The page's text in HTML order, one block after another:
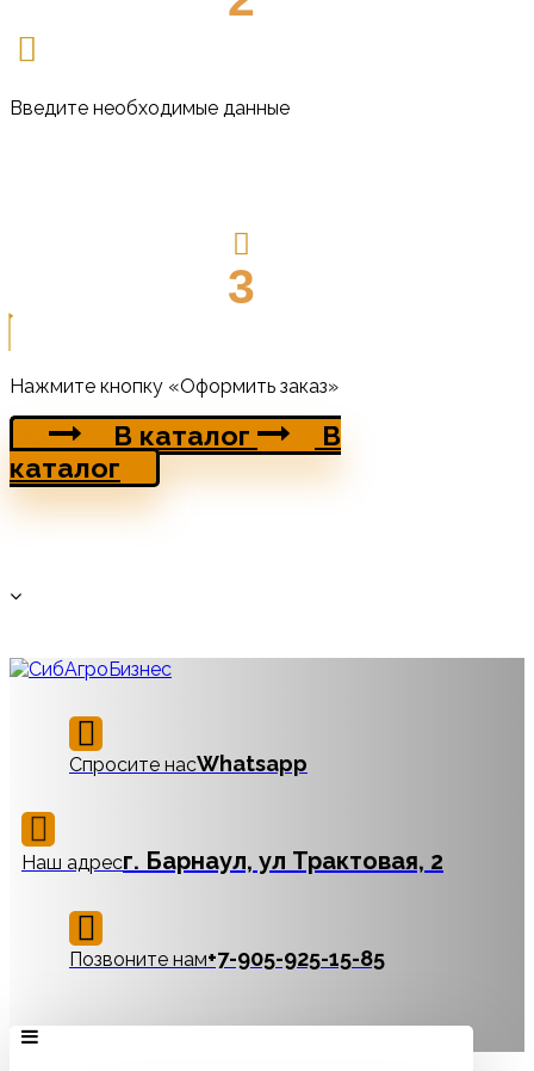
Введите необходимые данные
3
Нажмите кнопку «Оформить заказ»
В каталог
В
каталог
Спросите насWhatsapp
Наш адресг. Барнаул, ул Трактовая, 2
Позвоните нам‪+7-905-925-15-85